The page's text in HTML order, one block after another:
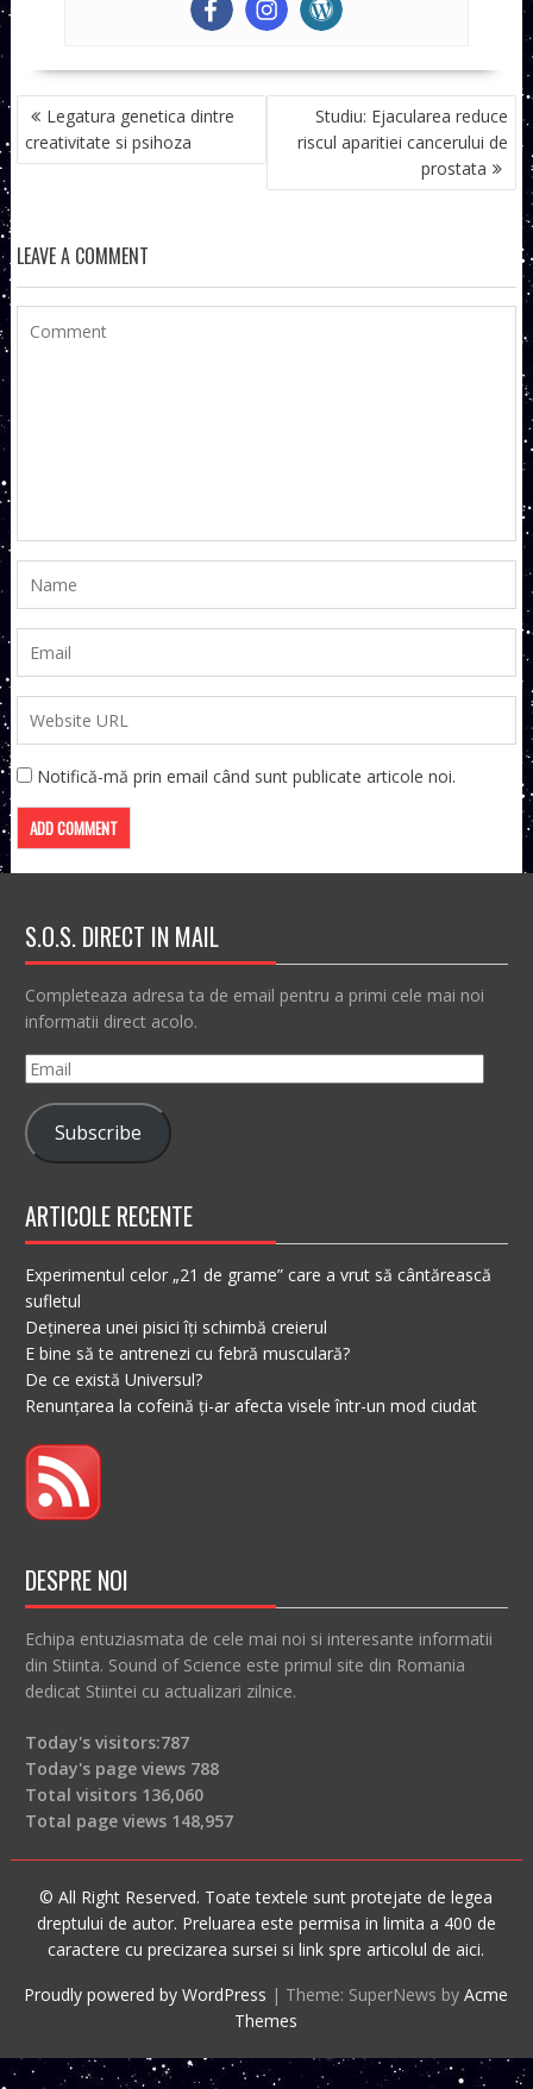
NAVIGARE
ÎN
ARTICOLE
Legatura genetica dintre
creativitate si psihoza
Studiu: Ejacularea reduce
riscul aparitiei cancerului de
prostata
LEAVE A COMMENT
Notifică-mă prin email când sunt publicate articole noi.
S.O.S. DIRECT IN MAIL
Completeaza adresa ta de email pentru a primi cele mai noi
informatii direct acolo.
Email
Subscribe
ARTICOLE RECENTE
Experimentul celor „21 de grame” care a vrut să cântărească
sufletul
Deținerea unei pisici îți schimbă creierul
E bine să te antrenezi cu febră musculară?
De ce există Universul?
Renunțarea la cofeină ți-ar afecta visele într-un mod ciudat
DESPRE NOI
Echipa entuziasmata de cele mai noi si interesante informatii
din Stiinta. Sound of Science este primul site din Romania
dedicat Stiintei cu actualizari zilnice.
Today's visitors:787
Today's page views 788
Total visitors 136,060
Total page views 148,957
© All Right Reserved. Toate textele sunt protejate de legea
dreptului de autor. Preluarea este permisa in limita a 400 de
caractere cu precizarea sursei si link spre articolul de aici.
Proudly powered by WordPress | Theme: SuperNews byAcme
Themes